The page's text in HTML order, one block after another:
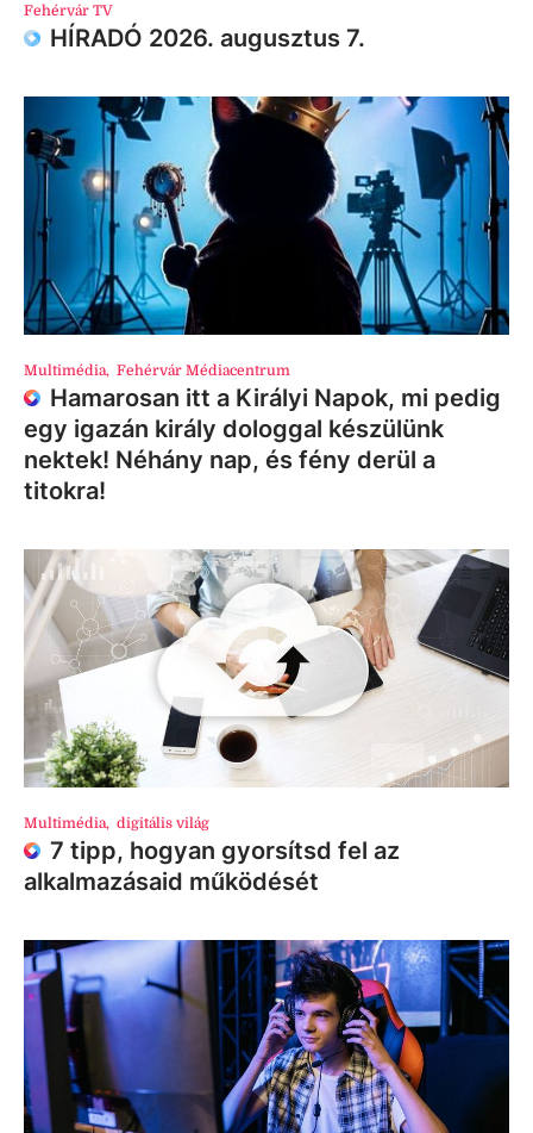
Fehérvár TV
HÍRADÓ 2026. augusztus 7.
Multimédia, Fehérvár Médiacentrum
Hamarosan itt a Királyi Napok, mi pedig
egy igazán király dologgal készülünk
nektek! Néhány nap, és fény derül a
titokra!
Multimédia, digitális világ
7 tipp, hogyan gyorsítsd fel az
alkalmazásaid működését